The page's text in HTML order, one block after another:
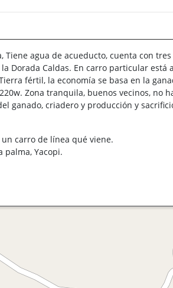
Tiene agua de acueducto, cuenta con tres
Dorada Caldas. En carro particular está
fértil, la economía se basa en la
Zona tranquila, buenos vecinos, no
ganado, criadero y producción y
carro de línea qué viene.
palma, Yacopi.